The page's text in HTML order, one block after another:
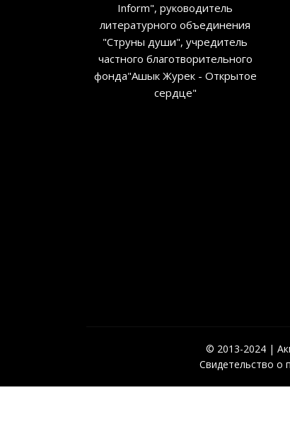
Inform", руководитель
литературного объединения
"Струны души", учредитель
частного благотворительного
фонда"Ашык Журек - Открытое
сердце"
© 2013-2024 |
Свидетельство о